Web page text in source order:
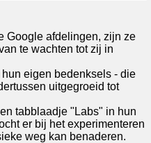
Google afdelingen, zijn ze
te wachten tot zij in
eigen bedenksels - die
uitgegroeid tot
tabblaadje "Labs" in hun
er bij het experimenteren
weg kan benaderen.